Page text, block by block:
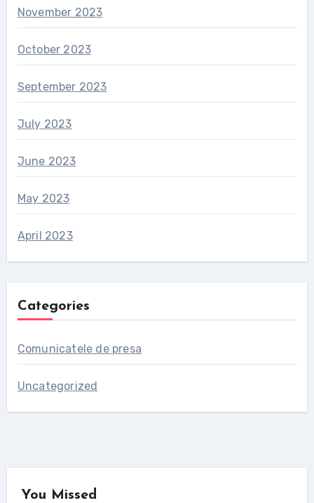
November 2023
October 2023
September 2023
July 2023
June 2023
May 2023
April 2023
Categories
Comunicatele de presa
Uncategorized
You Missed